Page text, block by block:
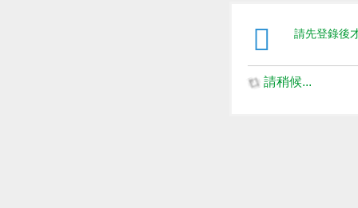
請先登錄後
請稍候...